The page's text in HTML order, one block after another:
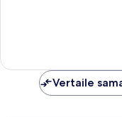
Vertaile